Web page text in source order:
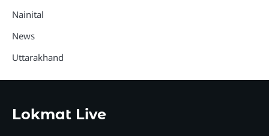
Nainital
News
Uttarakhand
Lokmat Live